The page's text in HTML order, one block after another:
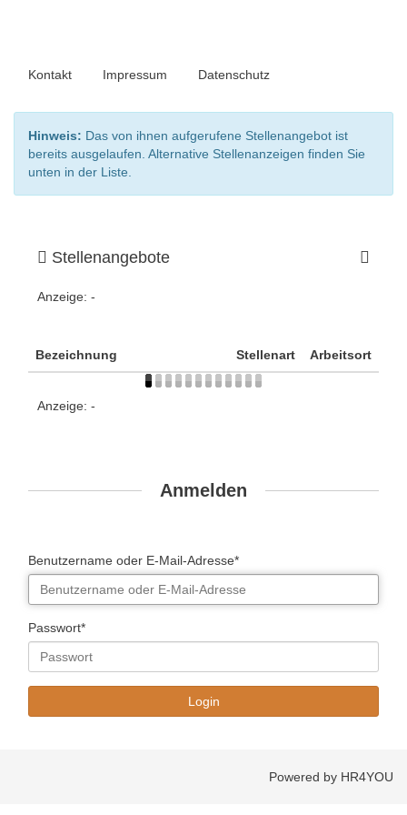
Kontakt Impressum Datenschutz
Hinweis: Das von ihnen aufgerufene Stellenangebot ist
bereits ausgelaufen. Alternative Stellenanzeigen finden Sie
unten in der Liste.
Stellenangebote
Anzeige: -
Bezeichnung Stellenart Arbeitsort
Anzeige: -
Anmelden
Benutzername oder E-Mail-Adresse*
Passwort*
Powered by HR4YOU